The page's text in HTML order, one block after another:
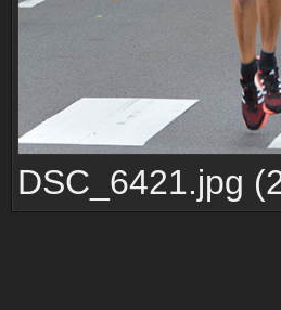
DSC_6421.jpg